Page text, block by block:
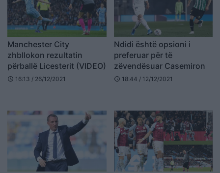
Manchester City
zhbllokon rezultatin
përballë Licesterit (VIDEO)
schedule 16:13 / 26/12/2021
Ndidi është opsioni i
preferuar për të
zëvendësuar Casemiron
schedule 18:44 / 12/12/2021